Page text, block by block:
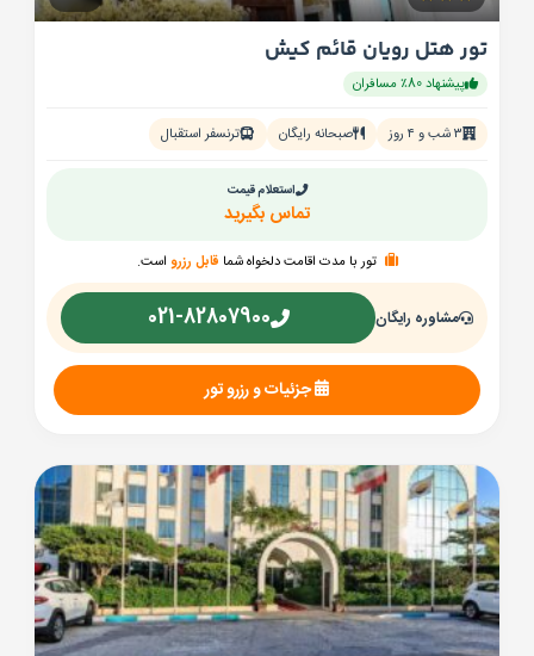
تور هتل رویان قائم کیش
پیشنهاد 80٪ مسافران
۳ شب و ۴ روز صبحانه رایگان ترنسفر استقبال
استعلام قیمت
تماس بگیرید
تور با مدت اقامت دلخواه شما قابل رزرو است.
مشاوره رایگان 021-82807900
جزئیات و رزرو تور